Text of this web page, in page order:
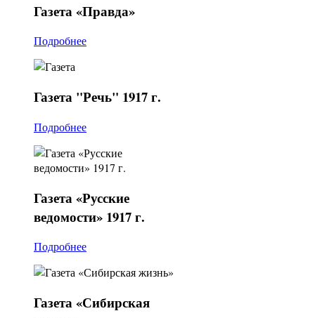
Газета«Правда»
Подробнее
Газета "Речь" 1917 г.
Подробнее
Газета«Русские
ведомости» 1917 г.
Подробнее
Газета«Сибирская